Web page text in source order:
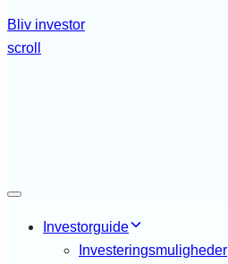
Bliv investor
scroll
Toggle navigation
Investorguide
Investeringsmuligheder